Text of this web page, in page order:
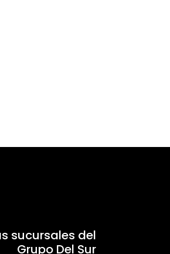
sucursales del
Grupo Del Sur